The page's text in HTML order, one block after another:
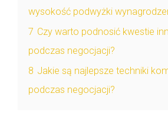
wysokość podwyżki
7 Czy warto podnosić kwestie
podczas negocjacji?
8 Jakie są najlepsze techniki
podczas negocjacji?